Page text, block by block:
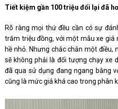
Tiết kiệm gần 100 triệu đổi lại đã
Rõ ràng mọi thứ đều cần có sự
trăm triệu đồng, với một mẫu xe giá
hề nhỏ. Nhưng chắc chắn một điều,
sẽ không phải là đối tượng chạy xe
đã qua sử dụng đang ngang bằng
cũng là mức giá khá cao trong phân